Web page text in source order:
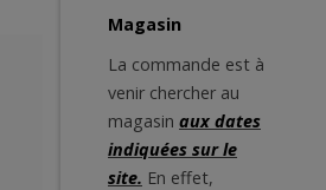
Magasin
La commande est à
venir chercher au
magasin aux dates
indiquées sur le
site. En effet,